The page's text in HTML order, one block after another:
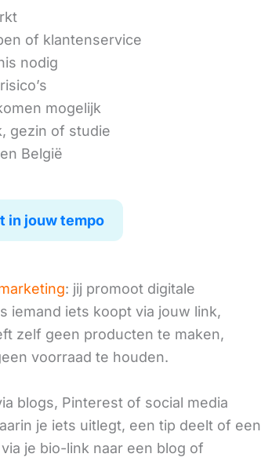
of klantenservice
nodig
mogelijk
gezin of studie
België
in jouw tempo
: jij promoot digitale
iemand iets koopt via jouw link,
zelf geen producten te maken,
voorraad te houden.
blogs, Pinterest of social media
je iets uitlegt, een tip deelt of een
je bio-link naar een blog of